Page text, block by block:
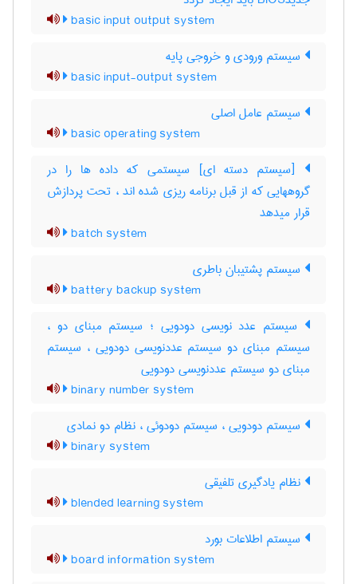
basic input output system
سیستم ورودی و خروجی پایه
basic input-output system
سیستم عامل اصلی
basic operating system
[سیستم دسته ای] سیستمی که داده ها را در
گروههایی که از قبل برنامه ریزی شده اند ، تحت پردازش
قرار میدهد
batch system
سیستم پشتیبان باطری
battery backup system
سیستم عدد نویسی دودویی ؛ سیستم مبنای دو ،
سیستم مبنای دو سیستم عددنویسی دودویی ، سیستم
مبنای دو سیستم عددنویسی دودویی
binary number system
سیستم دودویی ، سیستم دودوئی ، نظام دو نمادی
binary system
نظام یادگیری تلفیقی
blended learning system
سیستم اطلاعات بورد
board information system